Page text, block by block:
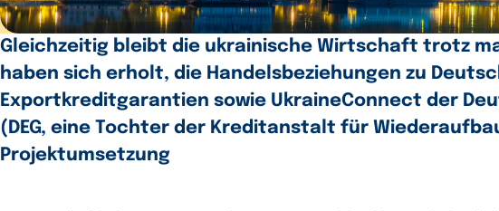
Gleichzeitig bleibt die ukrainische Wirtschaft trotz
haben sich erholt, die Handelsbeziehungen zu
Exportkreditgarantien sowie UkraineConnect der
(DEG, eine Tochter der Kreditanstalt für
Projektumsetzung